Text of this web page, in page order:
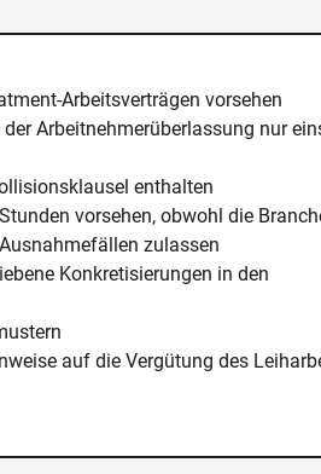
Arbeitsverträgen vorsehen
Arbeitnehmerüberlassung nur
enthalten
vorsehen, obwohl die
zulassen
Konkretisierungen in den
auf die Vergütung des